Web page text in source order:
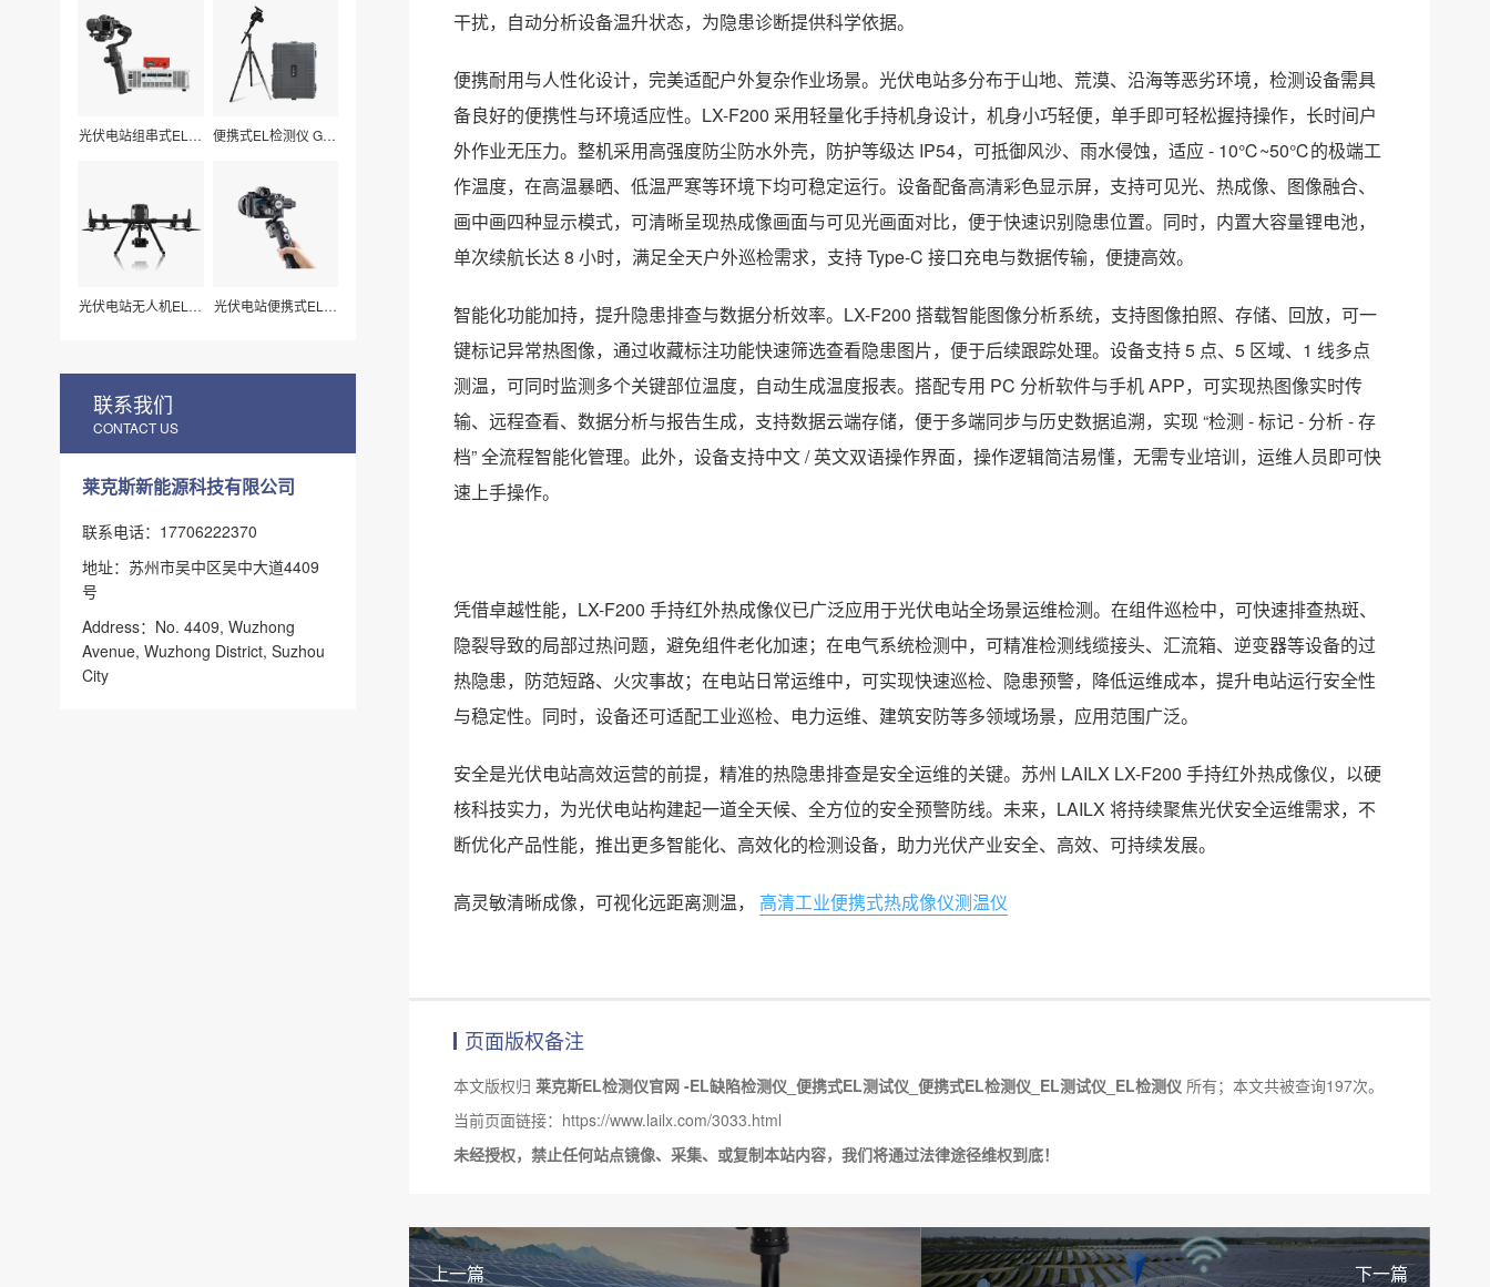
光伏电站组串式EL检
便携式EL检测仪 G50
光伏电站无人机EL扫
光伏电站便携式EL检
联系我们
CONTACT US
莱克斯新能源科技有限公司
联系电话：17706222370
地址：苏州市吴中区吴中大道4409
号
Address：No. 4409, Wuzhong
Avenue, Wuzhong District, Suzhou
City
干扰，自动分析设备温升状态，为隐患诊断提供科学依据。
便携耐用与人性化设计，完美适配户外复杂作业场景。光伏电站多分布于山地、荒漠、沿海等恶劣环境，检测设备需具
备良好的便携性与环境适应性。LX-F200 采用轻量化手持机身设计，机身小巧轻便，单手即可轻松握持操作，长时间户
外作业无压力。整机采用高强度防尘防水外壳，防护等级达 IP54，可抵御风沙、雨水侵蚀，适应 - 10℃~50℃的极端工
作温度，在高温暴晒、低温严寒等环境下均可稳定运行。设备配备高清彩色显示屏，支持可见光、热成像、图像融合、
画中画四种显示模式，可清晰呈现热成像画面与可见光画面对比，便于快速识别隐患位置。同时，内置大容量锂电池，
单次续航长达 8 小时，满足全天户外巡检需求，支持 Type-C 接口充电与数据传输，便捷高效。
智能化功能加持，提升隐患排查与数据分析效率。LX-F200 搭载智能图像分析系统，支持图像拍照、存储、回放，可一
键标记异常热图像，通过收藏标注功能快速筛选查看隐患图片，便于后续跟踪处理。设备支持 5 点、5 区域、1 线多点
测温，可同时监测多个关键部位温度，自动生成温度报表。搭配专用 PC 分析软件与手机 APP，可实现热图像实时传
输、远程查看、数据分析与报告生成，支持数据云端存储，便于多端同步与历史数据追溯，实现 “检测 - 标记 - 分析 - 存
档” 全流程智能化管理。此外，设备支持中文 / 英文双语操作界面，操作逻辑简洁易懂，无需专业培训，运维人员即可快
速上手操作。
凭借卓越性能，LX-F200 手持红外热成像仪已广泛应用于光伏电站全场景运维检测。在组件巡检中，可快速排查热斑、
隐裂导致的局部过热问题，避免组件老化加速；在电气系统检测中，可精准检测线缆接头、汇流箱、逆变器等设备的过
热隐患，防范短路、火灾事故；在电站日常运维中，可实现快速巡检、隐患预警，降低运维成本，提升电站运行安全性
与稳定性。同时，设备还可适配工业巡检、电力运维、建筑安防等多领域场景，应用范围广泛。
安全是光伏电站高效运营的前提，精准的热隐患排查是安全运维的关键。苏州 LAILX LX-F200 手持红外热成像仪，以硬
核科技实力，为光伏电站构建起一道全天候、全方位的安全预警防线。未来，LAILX 将持续聚焦光伏安全运维需求，不
断优化产品性能，推出更多智能化、高效化的检测设备，助力光伏产业安全、高效、可持续发展。
高灵敏清晰成像，可视化远距离测温， 高清工业便携式热成像仪测温仪
页面版权备注
本文版权归 莱克斯EL检测仪官网 -EL缺陷检测仪_便携式EL测试仪_便携式EL检测仪_EL测试仪_EL检测仪 所有；本文共被查询197次。
当前页面链接：https://www.lailx.com/3033.html
未经授权，禁止任何站点镜像、采集、或复制本站内容，我们将通过法律途径维权到底！
上一篇 下一篇